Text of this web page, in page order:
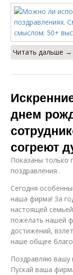
Читать дальше →
днем
согреют
Показаны только
поздравления .
Сегодня
наша фирма! За
настоящей
пожелать нашей
достижений,
наше общее
Поздравляю вашу
Пускай ваша